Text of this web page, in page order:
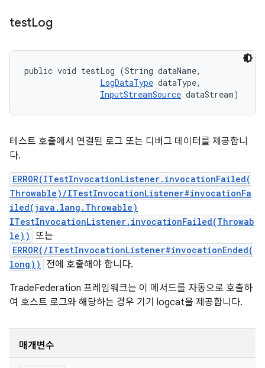
testLog
public void testLog (String dataName,
LogDataType dataType,
InputStreamSource dataStream)
테스트 호출에서 연결된 로그 또는 디버그 데이터를 제공합니
다.
ERROR(ITestInvocationListener.invocationFailed(
Throwable)/ITestInvocationListener#invocationFa
iled(java.lang.Throwable)
ITestInvocationListener.invocationFailed(Throwab
le))
또는
ERROR(/ITestInvocationListener#invocationEnded(
long))
전에 호출해야 합니다.
TradeFederation 프레임워크는 이 메서드를 자동으로 호출하
여 호스트 로그와 해당하는 경우 기기 logcat을 제공합니다.
매개변수